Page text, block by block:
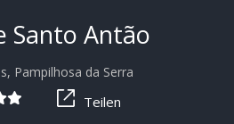
Santo Antão
Pampilhosa da Serra
Teilen